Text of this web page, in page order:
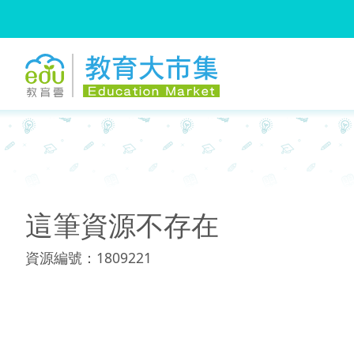
:::
這筆資源不存在
資源編號：1809221